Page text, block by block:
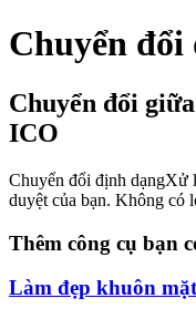
Chuyển đổi
Chuyển đổi
ICO
Chuyển đổi định dạngXử
duyệt của bạn. Không có
Thêm công cụ bạn
Làm đẹp khuôn mặt